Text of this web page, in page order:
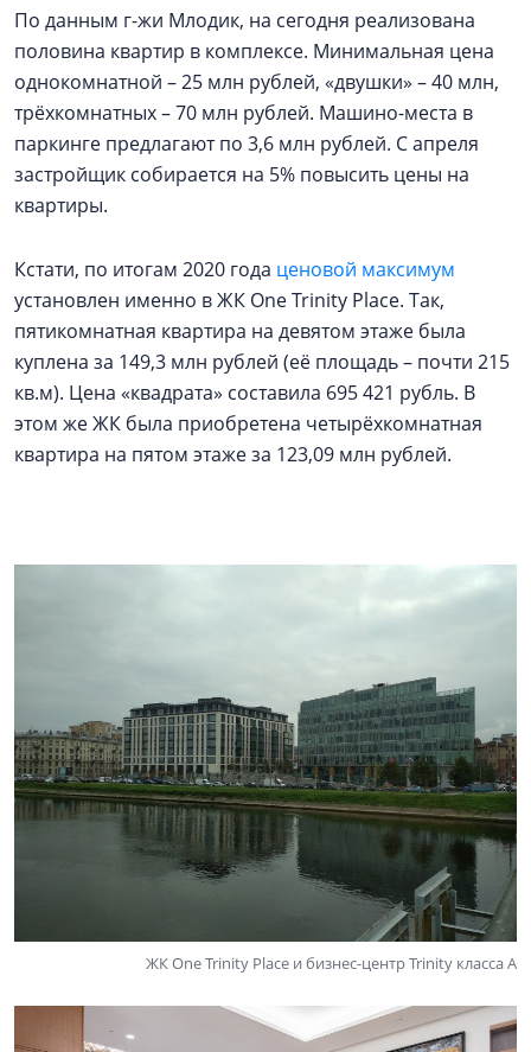
По данным г-жи Млодик, на сегодня реализована
половина квартир в комплексе. Минимальная цена
однокомнатной – 25 млн рублей, «двушки» – 40 млн,
трёхкомнатных – 70 млн рублей. Машино-места в
паркинге предлагают по 3,6 млн рублей. С апреля
застройщик собирается на 5% повысить цены на
квартиры.
Кстати, по итогам 2020 года ценовой максимум
установлен именно в ЖК One Trinity Place. Так,
пятикомнатная квартира на девятом этаже была
куплена за 149,3 млн рублей (её площадь – почти 215
кв.м). Цена «квадрата» составила 695 421 рубль. В
этом же ЖК была приобретена четырёхкомнатная
квартира на пятом этаже за 123,09 млн рублей.
ЖК One Trinity Place и бизнес-центр Trinity класса А